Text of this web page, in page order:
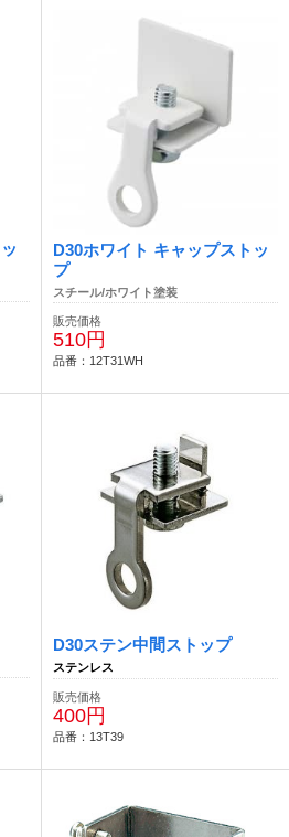
D30ホワイト キャップストッ
プ
スチール/ホワイト塗装
販売価格
510円
品番：12T31WH
D30ステン中間ストップ
ステンレス
販売価格
400円
品番：13T39